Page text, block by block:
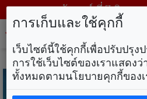
วันศุกร์ ที่ 7 สิงหา
การเก็บและใช้คุกกี้
เว็บไซต์นี้ใช้คุกกี้เพื่อปรับปรุง
การใช้เว็บไซต์ของเราแสด
ทั้งหมดตามนโยบายคุกกี้ของเ